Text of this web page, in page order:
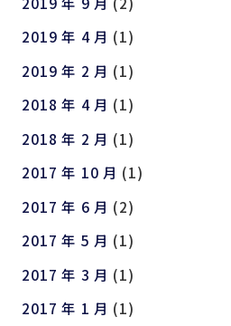
2019 年 4 月 (1)
2019 年 2 月 (1)
2018 年 4 月 (1)
2018 年 2 月 (1)
2017 年 10 月 (1)
2017 年 6 月 (2)
2017 年 5 月 (1)
2017 年 3 月 (1)
2017 年 1 月 (1)